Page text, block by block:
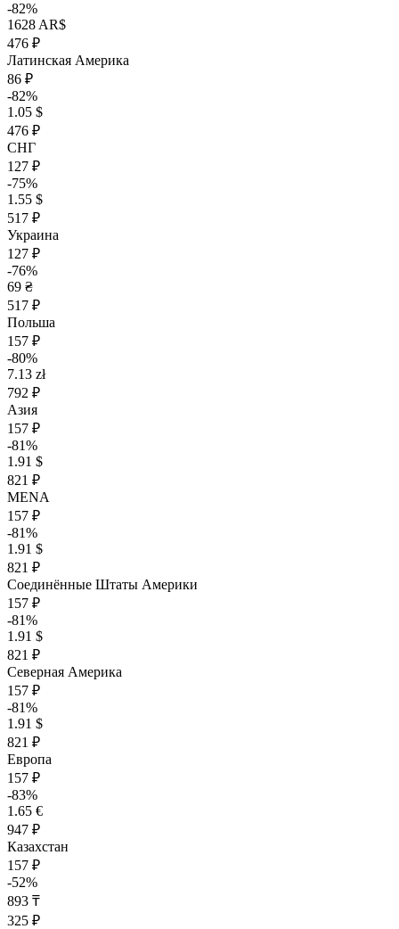
-82%
1628 AR$
476 ₽
Латинская Америка
86 ₽
-82%
1.05 $
476 ₽
СНГ
127 ₽
-75%
1.55 $
517 ₽
Украина
127 ₽
-76%
69 ₴
517 ₽
Польша
157 ₽
-80%
7.13 zł
792 ₽
Азия
157 ₽
-81%
1.91 $
821 ₽
MENA
157 ₽
-81%
1.91 $
821 ₽
Соединённые Штаты Америки
157 ₽
-81%
1.91 $
821 ₽
Северная Америка
157 ₽
-81%
1.91 $
821 ₽
Европа
157 ₽
-83%
1.65 €
947 ₽
Казахстан
157 ₽
-52%
893 ₸
325 ₽